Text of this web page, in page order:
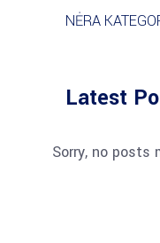
NĖRA
Latest
Sorry, no posts